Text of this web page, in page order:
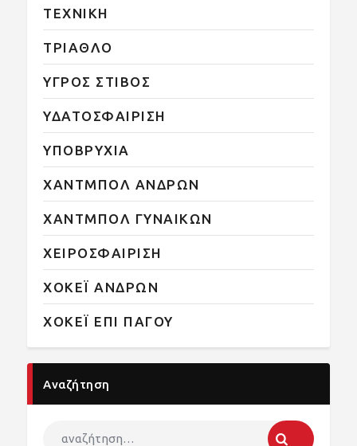
ΤΕΧΝΙΚΗ
ΤΡΙΑΘΛΟ
ΥΓΡΟΣ ΣΤΙΒΟΣ
ΥΔΑΤΟΣΦΑΙΡΙΣΗ
ΥΠΟΒΡΥΧΙΑ
ΧΑΝΤΜΠΟΛ ΑΝΔΡΩΝ
ΧΑΝΤΜΠΟΛ ΓΥΝΑΙΚΩΝ
ΧΕΙΡΟΣΦΑΙΡΙΣΗ
ΧΟΚΕΪ ΑΝΔΡΩΝ
ΧΟΚΕΪ ΕΠΙ ΠΑΓΟΥ
Αναζήτηση